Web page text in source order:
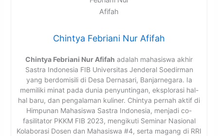
Chintya Febriani Nur Afifah
Chintya Febriani Nur Afifah adalah mahasiswa akhir
Sastra Indonesia FIB Universitas Jenderal Soedirman
yang berdomisili di Desa Dernasari, Banjarnegara. Ia
memiliki minat pada dunia penyuntingan, eksplorasi hal-
hal baru, dan pengalaman kuliner. Chintya pernah aktif di
Himpunan Mahasiswa Sastra Indonesia, menjadi co-
fasilitator PKKM FIB 2023, mengikuti Seminar Nasional
Kolaborasi Dosen dan Mahasiswa #4, serta magang di RRI